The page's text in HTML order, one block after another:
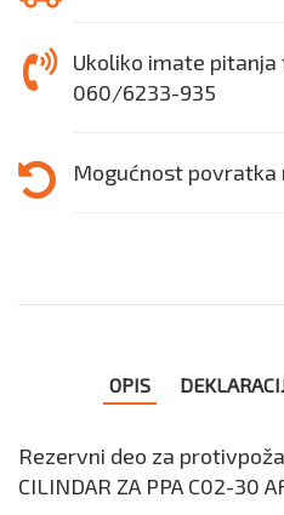
Ukoliko imate pitanja
060/6233-935
Mogućnost povratka
OPIS
Rezervni deo za
CILINDAR ZA PPA C02-30